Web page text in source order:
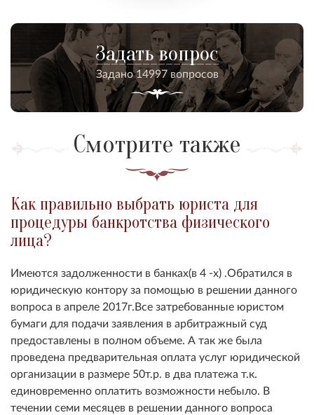
Задать вопрос
Задано 14997 вопросов
Смотрите также
Как правильно выбрать юриста для
процедуры банкротства физического
лица?
Имеются задолженности в банках(в 4 -х) .Обратился в
юридическую контору за помощью в решении данного
вопроса в апреле 2017г.Все затребованные юристом
бумаги для подачи заявления в арбитражный суд
предоставлены в полном объеме. А так же была
проведена предварительная оплата услуг юридической
организации в размере 50т.р. в два платежа т.к.
единовременно оплатить возможности небыло. В
течении семи месяцев в решении данного вопроса